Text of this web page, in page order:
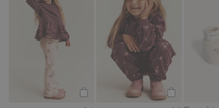
Kaufen